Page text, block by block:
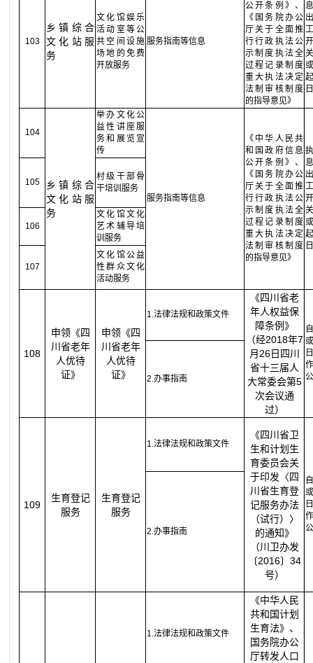
103
乡镇综合
文化站服
务
文化馆娱乐
活动室等公
共空间设施
场地的免费
开放服务
服务指南等信息
公开条例》、
《国务院办公
厅关于全面推
行行政执法公
示制度执法全
过程记录制度
重大执法决定
法制审核制度
的指导意见》
104
乡镇综合
文化站服
务
举办文化公
益性讲座服
务和展览宣
传
服务指南等信息
《中华人民共
和国政府信息
公开条例》、
《国务院办公
厅关于全面推
行行政执法公
示制度执法全
过程记录制度
重大执法决定
法制审核制度
的指导意见》
105
村级干部骨
干培训服务
106
文化馆文化
艺术辅导培
训服务
107
文化馆公益
性群众文化
活动服务
108
申领《四
川省老年
人优待
证》
申领《四
川省老年
人优待
证》
1.法律法规和政策文件
《四川省老
年人权益保
障条例》
（经2018年7
月26日四川
省十三届人
大常委会第5
次会议通
过）
2.办事指南
109
生育登记
服务
生育登记
服务
1.法律法规和政策文件
《四川省卫
生和计划生
育委员会关
于印发〈四
川省生育登
记服务办法
（试行）〉
的通知》
（川卫办发
〔2016〕34
号）
2.办事指南
1.法律法规和政策文件
《中华人民
共和国计划
生育法》、
国务院办公
厅转发人口